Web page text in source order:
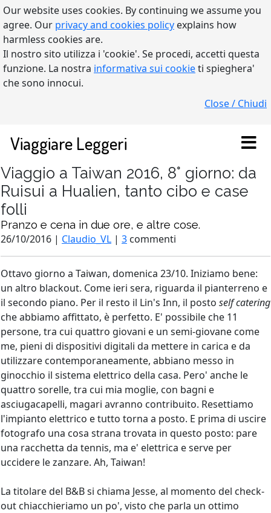
Our website uses cookies. By continuing we assume you
agree. Our privacy and cookies policy explains how
harmless cookies are.
Il nostro sito utilizza i 'cookie'. Se procedi, accetti questa
funzione. La nostra informativa sui cookieti spieghera'
che sono innocui.
Close / Chiudi
Viaggiare Leggeri
Viaggio a Taiwan 2016, 8° giorno: da
Ruisui a Hualien, tanto cibo e case
folli
Pranzo e cena in due ore, e altre cose.
26/10/2016 | Claudio_VL | 3 commenti
Ottavo giorno a Taiwan, domenica 23/10. Iniziamo bene:
un altro blackout. Come ieri sera, riguarda il pianterreno e
il secondo piano. Per il resto il Lin's Inn, il posto self catering
che abbiamo affittato, è perfetto. E' possibile che 11
persone, tra cui quattro giovani e un semi-giovane come
me, pieni di dispositivi digitali da mettere in carica e da
utilizzare contemporaneamente, abbiano messo in
ginocchio il sistema elettrico della casa. Pero' anche le
quattro sorelle, tra cui mia moglie, con bagni e
asciugacapelli, magari avranno contribuito. Resettiamo
l'impianto elettrico e tutto torna a posto. E prima di uscire
fotografo una cosa strana trovata in questo posto: pare
una racchetta da tennis, ma e' elettrica e serve per
uccidere le zanzare. Ah, Taiwan!
La titolare del B&B si chiama Jesse, al momento del check-
out chiacchieriamo un po', visto che parla un ottimo